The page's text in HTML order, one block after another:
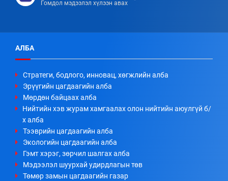
Гомдол мэдээлэл хүлээн авах
АЛБА
Стратеги, бодлого, инновац, хөгжлийн алба
Эрүүгийн цагдаагийн алба
Мөрдөн байцаах алба
Нийтийн хэв журам хамгаалах олон нийтийн аюулгүй б/
х алба
Тээврийн цагдаагийн алба
Экологийн цагдаагийн алба
Гэмт хэрэг, зөрчил шалгах алба
Мэдээлэл шуурхай удирдлагын төв
Төмөр замын цагдаагийн газар